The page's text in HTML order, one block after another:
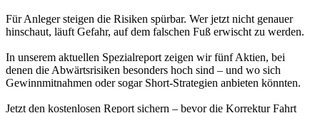
Für Anleger steigen die Risiken spürbar. Wer jetzt nicht genauer
hinschaut, läuft Gefahr, auf dem falschen Fuß erwischt zu werden.
In unserem aktuellen Spezialreport zeigen wir fünf Aktien, bei
denen die Abwärtsrisiken besonders hoch sind – und wo sich
Gewinnmitnahmen oder sogar Short-Strategien anbieten könnten.
Jetzt den kostenlosen Report sichern – bevor die Korrektur Fahrt